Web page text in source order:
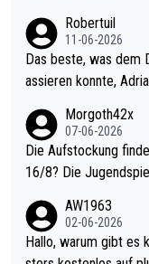
Robertuil
11-06-2026
Das beste, was dem
assieren konnte,
Morgoth42x
07-06-2026
Die Aufstockung
16/8? Die Jugendspiele waren letztes Jahr durchaus sehr kurz
Allerdings ist Mitchell Lawrie als Nummer 1 der
ziert. Somit ändert
sters erstmal nichts. Ich denke sie wollen damit für nächstes J
AW1963
02-06-2026
Hallo, warum gibt es keinen Hinweis, dass die Nordic Darts Ma